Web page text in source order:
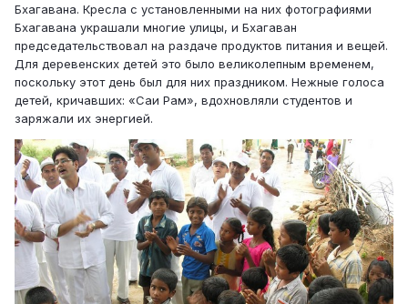
Бхагавана. Кресла с установленными на них фотографиями
Бхагавана украшали многие улицы, и Бхагаван
председательствовал на раздаче продуктов питания и вещей.
Для деревенских детей это было великолепным временем,
поскольку этот день был для них праздником. Нежные голоса
детей, кричавших: «Саи Рам», вдохновляли студентов и
заряжали их энергией.